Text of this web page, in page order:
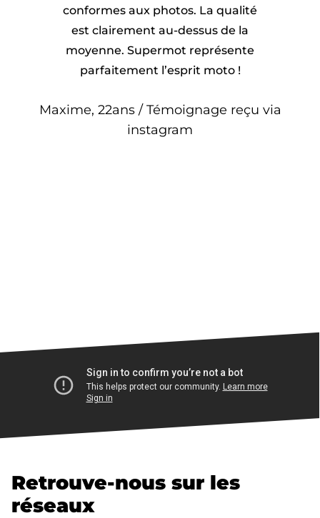
conformes aux photos. La qualité
est clairement au-dessus de la
moyenne. Supermot représente
parfaitement l’esprit moto !
Maxime, 22ans / Témoignage reçu via
instagram
Retrouve-nous sur les
réseaux